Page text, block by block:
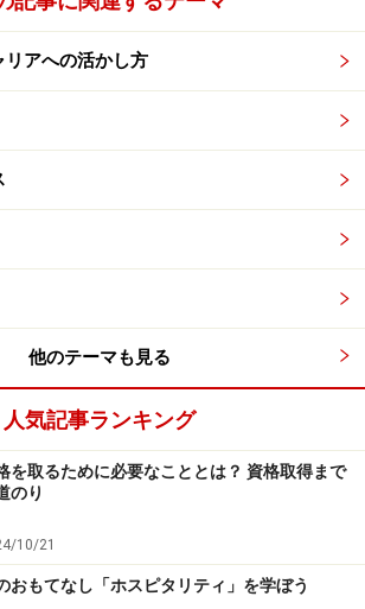
アへの活かし方
他のテーマも見る
人気記事ランキング
を取るために必要なこととは？ 資格取得まで
のり
10/21
おもてなし「ホスピタリティ」を学ぼう